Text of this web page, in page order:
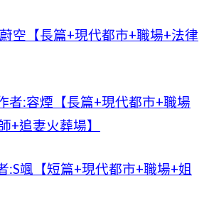
空【長篇+現代都市+職場+法律
者:容煙【長篇+現代都市+職場
+追妻火葬場】
:S颯【短篇+現代都市+職場+姐